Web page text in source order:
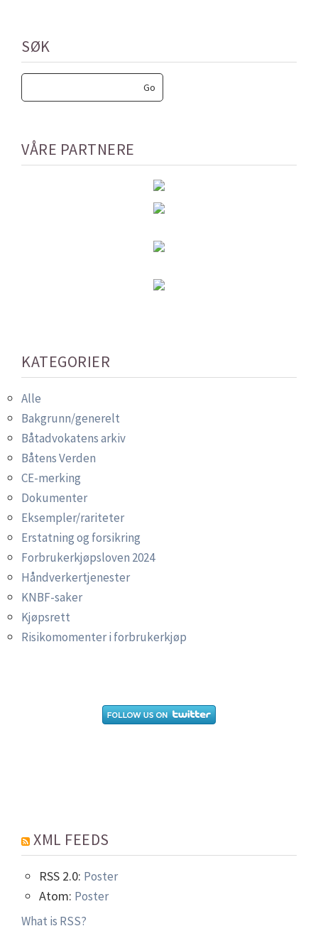
SØK
VÅRE PARTNERE
KATEGORIER
Alle
Bakgrunn/generelt
Båtadvokatens arkiv
Båtens Verden
CE-merking
Dokumenter
Eksempler/rariteter
Erstatning og forsikring
Forbrukerkjøpsloven 2024
Håndverkertjenester
KNBF-saker
Kjøpsrett
Risikomomenter i forbrukerkjøp
XML FEEDS
RSS 2.0: Poster
Atom: Poster
What is RSS?